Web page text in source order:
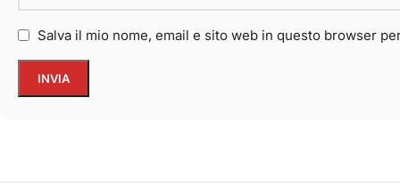
Salva il mio nome, email e sito web in questo browser